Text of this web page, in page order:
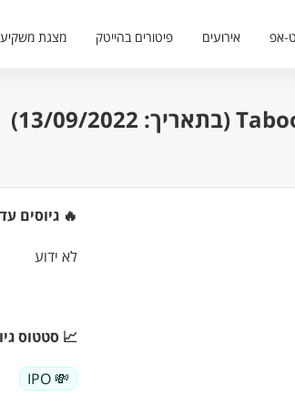
אפ אירועים פיטורים בהייטק מצגת
🔥 גיוסים
לא ידוע
📈 סטטוס
💸 IPO